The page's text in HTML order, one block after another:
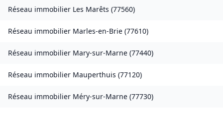
Réseau immobilier Les Marêts (77560)
Réseau immobilier Marles-en-Brie (77610)
Réseau immobilier Mary-sur-Marne (77440)
Réseau immobilier Mauperthuis (77120)
Réseau immobilier Méry-sur-Marne (77730)